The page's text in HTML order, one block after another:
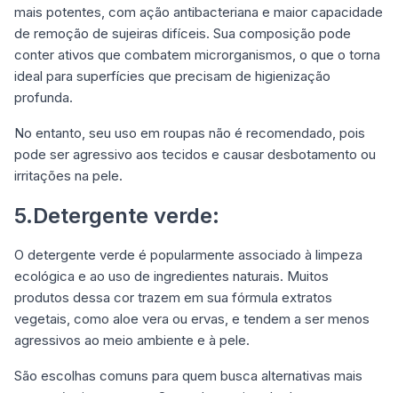
mais potentes, com ação antibacteriana e maior capacidade
de remoção de sujeiras difíceis. Sua composição pode
conter ativos que combatem microrganismos, o que o torna
ideal para superfícies que precisam de higienização
profunda.
No entanto, seu uso em roupas não é recomendado, pois
pode ser agressivo aos tecidos e causar desbotamento ou
irritações na pele.
5.Detergente verde:
O detergente verde é popularmente associado à limpeza
ecológica e ao uso de ingredientes naturais. Muitos
produtos dessa cor trazem em sua fórmula extratos
vegetais, como aloe vera ou ervas, e tendem a ser menos
agressivos ao meio ambiente e à pele.
São escolhas comuns para quem busca alternativas mais